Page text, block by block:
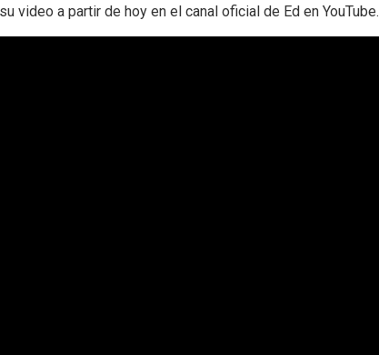
video a partir de hoy en el canal oficial de Ed en YouTube.